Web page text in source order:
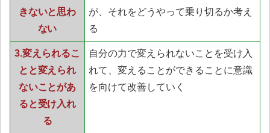
きないと思わ
ない
が、それをどうやって乗り切るか考え
る
3.変えられるこ
とと変えられ
ないことがあ
ると受け入れ
る
自分の力で変えられないことを受け入
れて、変えることができることに意識
を向けて改善していく